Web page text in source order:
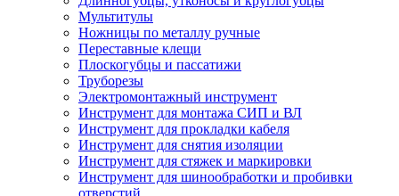
Мультитулы
Ножницы по металлу ручные
Переставные клещи
Плоскогубцы и пассатижи
Труборезы
Электромонтажный инструмент
Инструмент для монтажа СИП и ВЛ
Инструмент для прокладки кабеля
Инструмент для снятия изоляции
Инструмент для стяжек и маркировки
Инструмент для шинообработки и пробивки
отверстий